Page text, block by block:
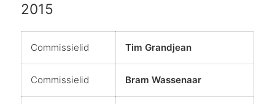
2015
Commissielid Tim Grandjean
Commissielid Bram Wassenaar